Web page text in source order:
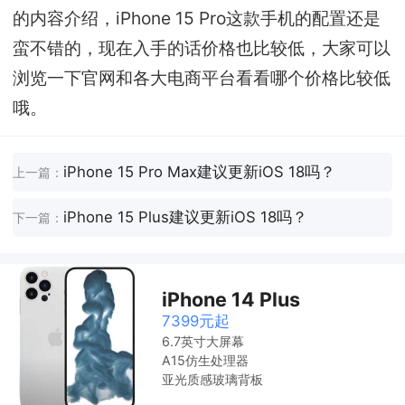
的内容介绍，iPhone 15 Pro这款手机的配置还是
蛮不错的，现在入手的话价格也比较低，大家可以
浏览一下官网和各大电商平台看看哪个价格比较低
哦。
上一篇： iPhone 15 Pro Max建议更新iOS 18吗？
下一篇： iPhone 15 Plus建议更新iOS 18吗？
iPhone 14 Plus
7399元起
6.7英寸大屏幕
A15仿生处理器
亚光质感玻璃背板